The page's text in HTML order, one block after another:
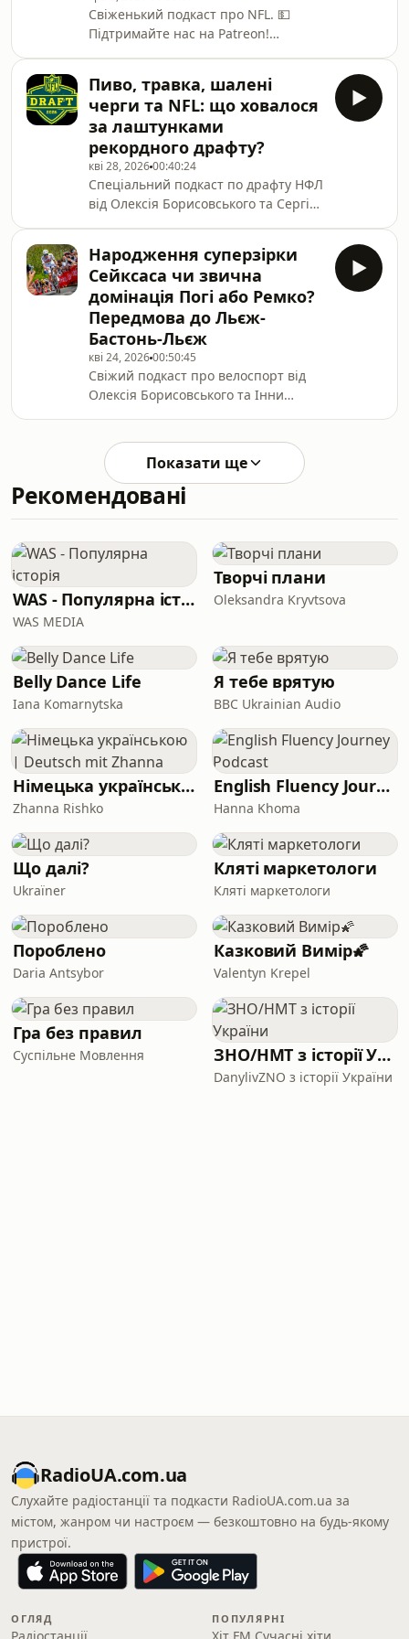
Шалена боротьба за топ-3 генералу.
(33:33) — Що робити УАЕ без
Алмейди? На що здатний Йейтс?
(41:05) — С
Свіженький подкаст про NFL. 💵
Підтримайте нас на Patreon!
Підпишіться і поставьте нам лайк на
ITunes! Sporthub в соцмережах: - 📩
Пиво, травка, шалені
черги та NFL: що ховалося
за лаштунками
рекордного драфту?
кві 28, 202600:40:24
Спеціальний подкаст по драфту НФЛ
від Олексія Борисовського та Сергія,
потрапив на драфт? (01:17) —
Атмосфера навколо драфту та чи не
було конфліктів. (03:35) — Рекордний
драфт за відвідуваністю. Найбільші
черги, ціни на пиво та інше. (09:15)
— Безпека на драфті. (12:00) —
Найприкольніші івенти. (15:45) —
Прибуття новачк
Народження суперзірки
Сейксаса чи звична
домінація Погі або Ремко?
Передмова до Льєж-
Бастонь-Льєж
кві 24, 202600:50:45
Свіжий подкаст про велоспорт від
Олексія Борисовського та Інни
бачимо протистояння Погачара,
Сейксаса та Евенпула. (10:30) —
Чому немає Вінегора? Хто лідер у
Вісми? (13:20) — Ремко змінився. Це
Сейксас виріс. Але чи вистачить
цього для боротьби із Погі? (29:08) —
Пікантність ЛБЛ — боротьба за ма
Показати ще
Рекомендовані
WAS - Популярна історія
WAS MEDIA
Творчі плани
Oleksandra Kryvtsova
Belly Dance Life
Iana Komarnytska
Я тебе врятую
BBC Ukrainian Audio
Німецька українською | Deutsch mit Zhanna
Zhanna Rishko
English Fluency Journey Podcast
Hanna Khoma
Що далі?
Ukraїner
Кляті маркетологи
Кляті маркетологи
Пороблено
Daria Antsybor
Казковий Вимір🌠
Valentyn Krepel
Гра без правил
Суспільне Мовлення ЗНО/НМТ з історії України
DanylivZNO з історії України
RadioUA.com.ua
Слухайте радіостанції та подкасти RadioUA.com.ua за
містом, жанром чи настроєм — безкоштовно на будь-якому
пристрої.
ОГЛЯД ПОПУЛЯРНІ